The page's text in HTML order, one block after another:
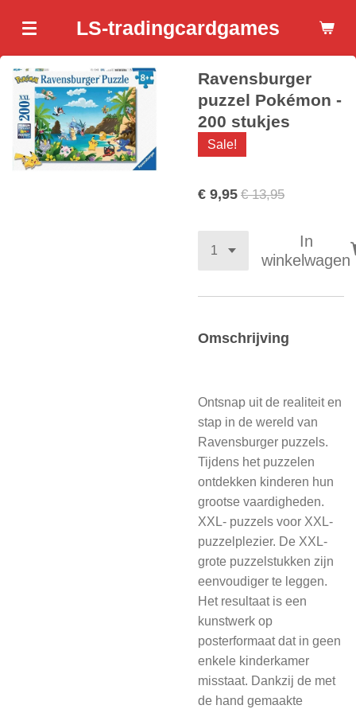
direct
naar
de
hoofdinhoud
LS-tradingcardgames
Ravensburger
puzzel Pokémon -
200 stukjes
Sale!
€ 9,95 € 13,95
In
winkelwagen
Omschrijving
Ontsnap uit de realiteit en
stap in de wereld van
Ravensburger puzzels.
Tijdens het puzzelen
ontdekken kinderen hun
grootse vaardigheden.
XXL- puzzels voor XXL-
puzzelplezier. De XXL-
grote puzzelstukken zijn
eenvoudiger te leggen.
Het resultaat is een
kunstwerk op
posterformaat dat in geen
enkele kinderkamer
misstaat. Dankzij de met
de hand gemaakte